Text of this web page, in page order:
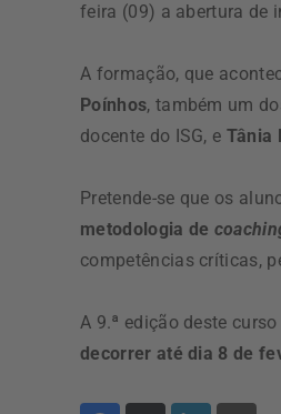
feira (09) a abertura de
A formação, que
Poínhos, também um
docente do ISG, e Tânia
Pretende-se que os
metodologia de
competências críticas,
A 9.ª edição deste
decorrer até dia 8 de